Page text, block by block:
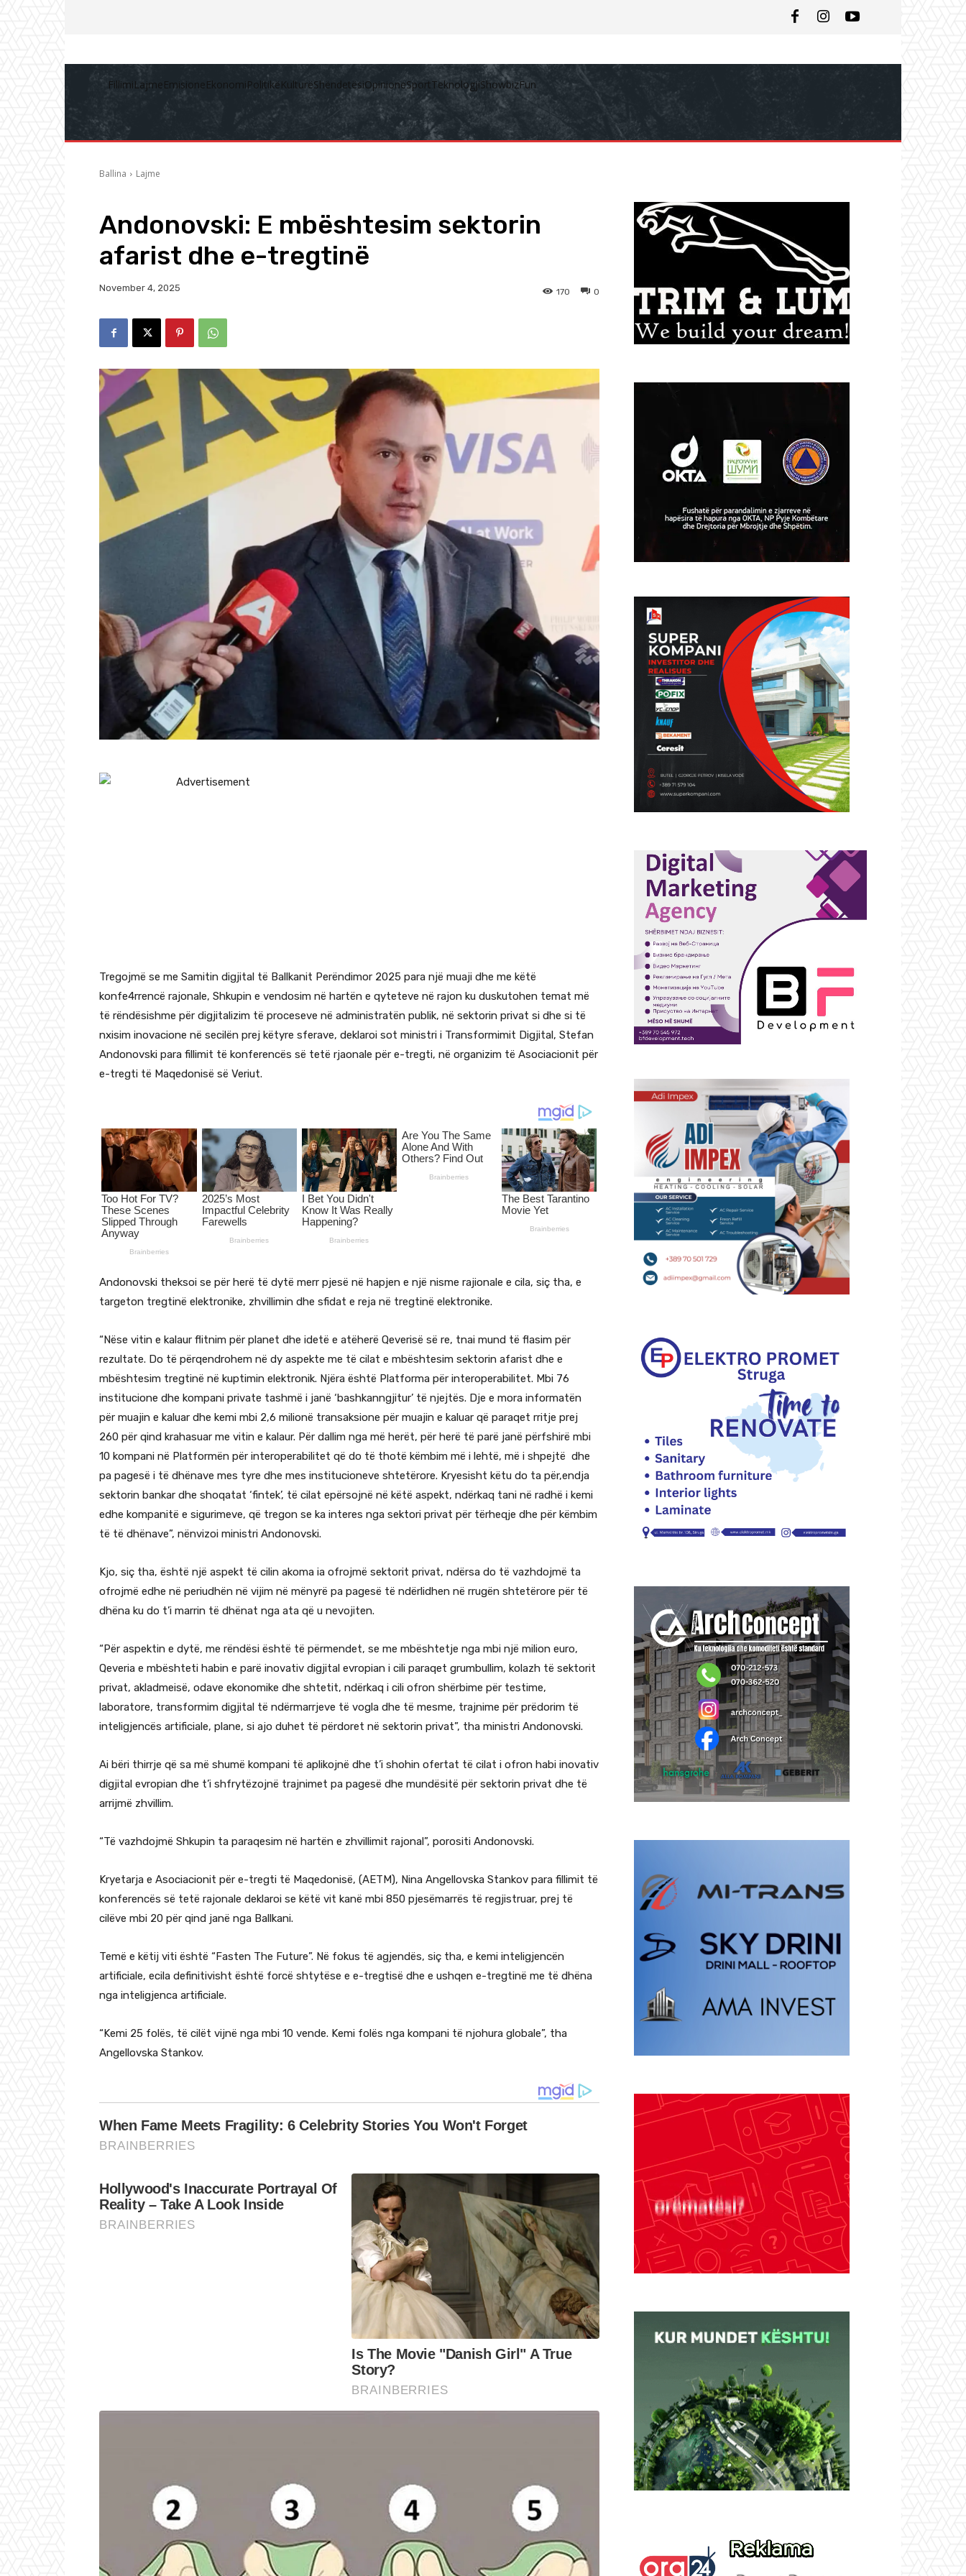
FillimiLajmeEmisioneEkonomiPolitikëKulturëShëndetësiOpinioneSportTeknologjiShowbizFun
Ballina Lajme
Andonovski: E mbështesim sektorin
afarist dhe e-tregtinë
November 4, 2025 0
170
Tregojmë se me Samitin digjital të Ballkanit Perëndimor 2025 para një muaji dhe me këtë
konfe4rrencë rajonale, Shkupin e vendosim në hartën e qyteteve në rajon ku duskutohen temat më
të rëndësishme për digjitalizim të proceseve në administratën publik, në sektorin privat si dhe si të
nxisim inovacione në secilën prej këtyre sferave, deklaroi sot ministri i Transformimit Digjital, Stefan
Andonovski para fillimit të konferencës së tetë rjaonale për e-tregti, në organizim të Asociacionit për
e-tregti të Maqedonisë së Veriut.
Andonovski theksoi se për herë të dytë merr pjesë në hapjen e një nisme rajionale e cila, siç tha, e
targeton tregtinë elektronike, zhvillimin dhe sfidat e reja në tregtinë elektronike.
“Nëse vitin e kalaur flitnim për planet dhe idetë e atëherë Qeverisë së re, tnai mund të flasim për
rezultate. Do të përqendrohem në dy aspekte me të cilat e mbështesim sektorin afarist dhe e
mbështesim tregtinë në kuptimin elektronik. Njëra është Platforma për interoperabilitet. Mbi 76
institucione dhe kompani private tashmë i janë ‘bashkanngjitur’ të njejtës. Dje e mora informatën
për muajin e kaluar dhe kemi mbi 2,6 milionë transaksione për muajin e kaluar që paraqet rritje prej
260 për qind krahasuar me vitin e kalaur. Për dallim nga më herët, për herë të parë janë përfshirë mbi
10 kompani në Platformën për interoperabilitet që do të thotë këmbim më i lehtë, më i shpejtë dhe
pa pagesë i të dhënave mes tyre dhe mes institucioneve shtetërore. Kryesisht këtu do ta për,endja
sektorin bankar dhe shoqatat ‘fintek’, të cilat epërsojnë në këtë aspekt, ndërkaq tani në radhë i kemi
edhe kompanitë e sigurimeve, që tregon se ka interes nga sektori privat për tërheqje dhe për këmbim
të të dhënave”, nënvizoi ministri Andonovski.
Kjo, siç tha, është një aspekt të cilin akoma ia ofrojmë sektorit privat, ndërsa do të vazhdojmë ta
ofrojmë edhe në periudhën në vijim në mënyrë pa pagesë të ndërlidhen në rrugën shtetërore për të
dhëna ku do t’i marrin të dhënat nga ata që u nevojiten.
“Për aspektin e dytë, me rëndësi është të përmendet, se me mbështetje nga mbi një milion euro,
Qeveria e mbështeti habin e parë inovativ digjital evropian i cili paraqet grumbullim, kolazh të sektorit
privat, akladmeisë, odave ekonomike dhe shtetit, ndërkaq i cili ofron shërbime për testime,
laboratore, transformim digjital të ndërmarrjeve të vogla dhe të mesme, trajnime për prëdorim të
inteligjencës artificiale, plane, si ajo duhet të përdoret në sektorin privat”, tha ministri Andonovski.
Ai bëri thirrje që sa më shumë kompani të aplikojnë dhe t’i shohin ofertat të cilat i ofron habi inovativ
digjital evropian dhe t’i shfrytëzojnë trajnimet pa pagesë dhe mundësitë për sektorin privat dhe të
arrijmë zhvillim.
“Të vazhdojmë Shkupin ta paraqesim në hartën e zhvillimit rajonal”, porositi Andonovski.
Kryetarja e Asociacionit për e-tregti të Maqedonisë, (AETM), Nina Angellovska Stankov para fillimit të
konferencës së tetë rajonale deklaroi se këtë vit kanë mbi 850 pjesëmarrës të regjistruar, prej të
cilëve mbi 20 për qind janë nga Ballkani.
Temë e këtij viti është “Fasten The Future”. Në fokus të agjendës, siç tha, e kemi inteligjencën
artificiale, ecila definitivisht është forcë shtytëse e e-tregtisë dhe e ushqen e-tregtinë me të dhëna
nga inteligjenca artificiale.
“Kemi 25 folës, të cilët vijnë nga mbi 10 vende. Kemi folës nga kompani të njohura globale”, tha
Angellovska Stankov.